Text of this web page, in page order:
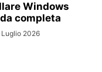
Windows
completa
Luglio 2026